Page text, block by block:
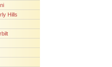
Hills